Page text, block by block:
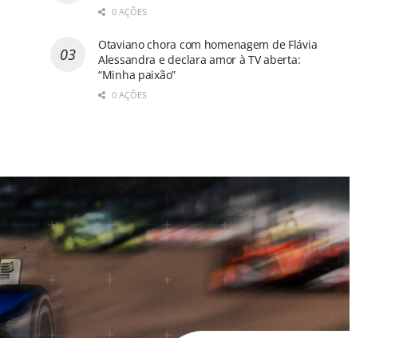
0 AÇÕES
Otaviano chora com homenagem de Flávia
Alessandra e declara amor à TV aberta:
“Minha paixão”
0 AÇÕES